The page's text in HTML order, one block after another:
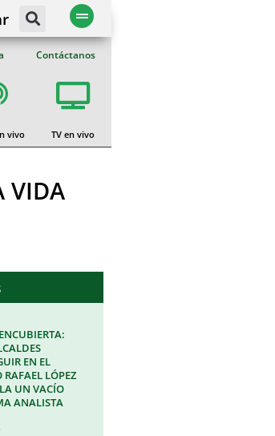
Contáctanos
vivo TV en vivo
VIDA
EN EL
RAFAEL LÓPEZ
UN VACÍO
ANALISTA